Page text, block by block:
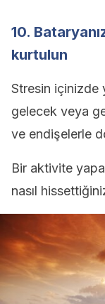
10.
kurtulun
Stresin içinizde
gelecek veya
ve endişelerle
Bir aktivite
nasıl